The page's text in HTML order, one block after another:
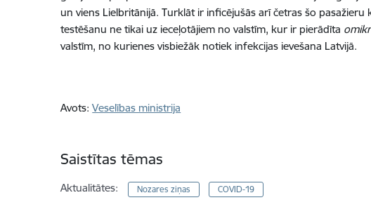
un viens Lielbritānijā. Turklāt ir inficējušās arī četras šo
testēšanu ne tikai uz ieceļotājiem no valstīm, kur ir pierādīta
valstīm, no kurienes visbiežāk notiek infekcijas ievešana Latvijā.
Avots:Veselības ministrija
Saistītas tēmas
Aktualitātes: Nozares ziņas COVID-19